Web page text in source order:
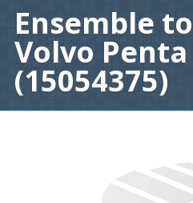
Ensemble
Volvo Penta
(15054375)